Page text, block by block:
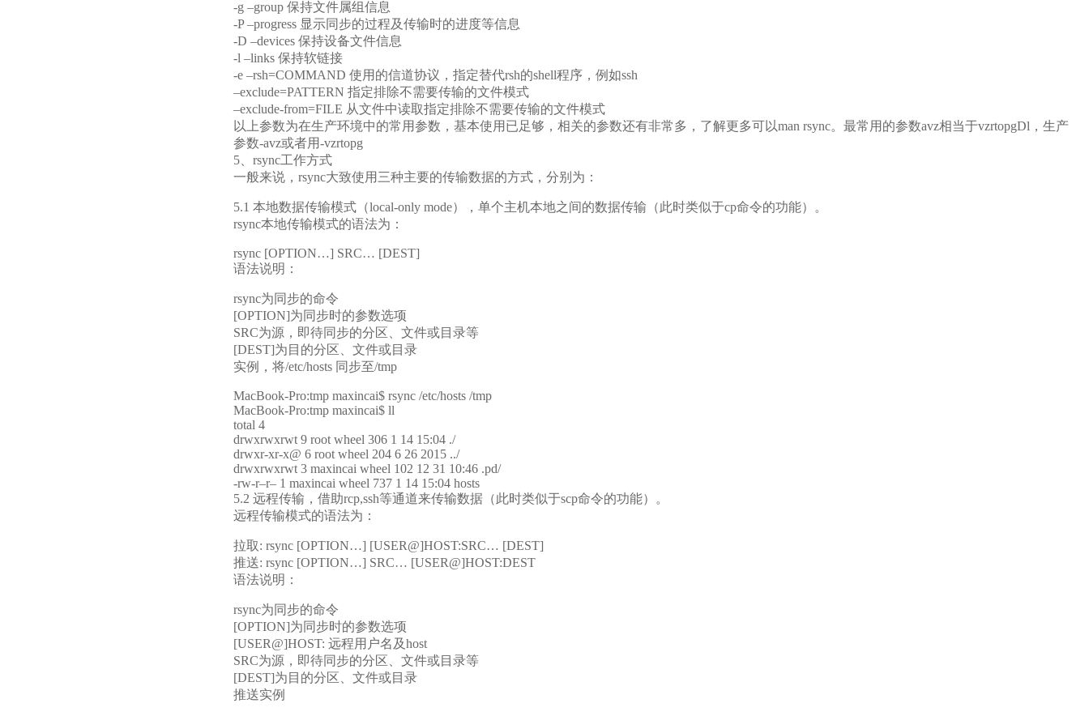
-g –group 保持文件属组信息
-P –progress 显示同步的过程及传输时的进度等信息
-D –devices 保持设备文件信息
-l –links 保持软链接
-e –rsh=COMMAND 使用的信道协议，指定替代rsh的shell程序，例如ssh
–exclude=PATTERN 指定排除不需要传输的文件模式
–exclude-from=FILE 从文件中读取指定排除不需要传输的文件模式
以上参数为在生产环境中的常用参数，基本使用已足够，相关的参数还有非常多，了解更多可以man rsync。最常用的参数avz相当于vzrtopgDl，生产
参数-avz或者用-vzrtopg
5、rsync工作方式
一般来说，rsync大致使用三种主要的传输数据的方式，分别为：
5.1 本地数据传输模式（local-only mode），单个主机本地之间的数据传输（此时类似于cp命令的功能）。
rsync本地传输模式的语法为：
rsync [OPTION…] SRC… [DEST]
语法说明：
rsync为同步的命令
[OPTION]为同步时的参数选项
SRC为源，即待同步的分区、文件或目录等
[DEST]为目的分区、文件或目录
实例，将/etc/hosts 同步至/tmp
MacBook-Pro:tmp maxincai$ rsync /etc/hosts /tmp
MacBook-Pro:tmp maxincai$ ll
total 4
drwxrwxrwt 9 root wheel 306 1 14 15:04 ./
drwxr-xr-x@ 6 root wheel 204 6 26 2015 ../
drwxrwxrwt 3 maxincai wheel 102 12 31 10:46 .pd/
-rw-r–r– 1 maxincai wheel 737 1 14 15:04 hosts
5.2 远程传输，借助rcp,ssh等通道来传输数据（此时类似于scp命令的功能）。
远程传输模式的语法为：
拉取: rsync [OPTION…] [USER@]HOST:SRC… [DEST]
推送: rsync [OPTION…] SRC… [USER@]HOST:DEST
语法说明：
rsync为同步的命令
[OPTION]为同步时的参数选项
[USER@]HOST: 远程用户名及host
SRC为源，即待同步的分区、文件或目录等
[DEST]为目的分区、文件或目录
推送实例